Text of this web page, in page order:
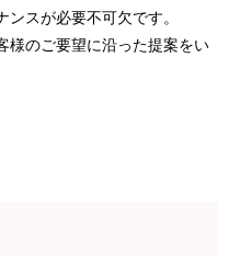
スが必要不可欠です。
様のご要望に沿った提案をい